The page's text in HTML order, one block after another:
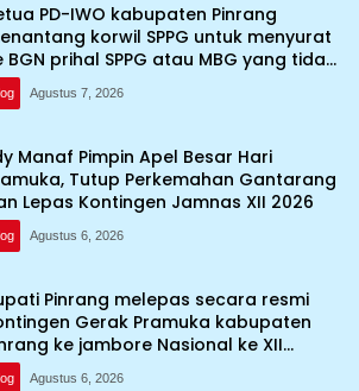
PD-IWO kabupaten Pinrang
korwil SPPG untuk menyurat
BGN prihal SPPG atau MBG yang tidak
syarat standar dan
teknis
Agustus 7, 2026
Manaf Pimpin Apel Besar Hari
Tutup Perkemahan Gantarang
Lepas Kontingen Jamnas XII 2026
Agustus 6, 2026
Pinrang melepas secara resmi
Gerak Pramuka kabupaten
ke jambore Nasional ke XII
perkemahan Cibubur
Agustus 6, 2026